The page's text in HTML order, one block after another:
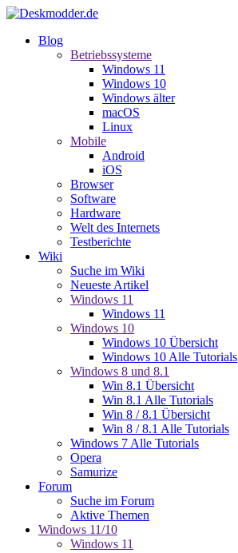
Blog
Betriebssysteme
Windows 11
Windows 10
Windows älter
macOS
Linux
Mobile
Android
iOS
Browser
Software
Hardware
Welt des Internets
Testberichte
Wiki
Suche im Wiki
Neueste Artikel
Windows 11
Windows 11
Windows 10
Windows 10 Übersicht
Windows 10 Alle Tutorials
Windows 8 und 8.1
Win 8.1 Übersicht
Win 8.1 Alle Tutorials
Win 8 / 8.1 Übersicht
Win 8 / 8.1 Alle Tutorials
Windows 7 Alle Tutorials
Opera
Samurize
Forum
Suche im Forum
Aktive Themen
Windows 11/10
Windows 11